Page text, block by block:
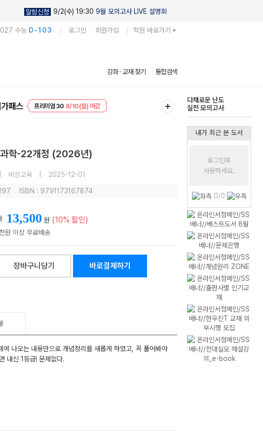
알람신청 9/2(수) 19:30 9월 모의고사 LIVE 설명회
수능 D-103 로그인 회원가입 학원 바로가기
강좌 · 교재 찾기 통합검색
패스
EVENT 8/10(월) 마감
다채로운 난도
실전 모의고사
과학-22개정 (2026년)
비상교육 2025-12-01
ISBN : 9791173167874
13,500 원 (10% 할인)
장바구니담기 바로결제하기
나오는 내용만으로 개념정리를 새롭게 하였고, 꼭 풀어봐야
내신 1등급! 문제없다.
내가 최근 본 도서
로그인후
사용하세요.
0/0